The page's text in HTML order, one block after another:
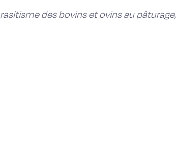
des bovins et ovins au pâturage,